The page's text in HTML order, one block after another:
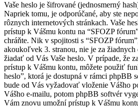
Vaše heslo je šifrované (jednosmerný
Napriek tomu, je odporúčané, aby ste
rôznych internetových stránkach. Vaše
prístup k Vášmu kontu na “SFOZP
chráňte. Nik v spojitosti s “SFOZP
akoukoľvek 3. stranou, nie je za
žiadať od Vás Vaše heslo. V prípade, že
prístup k Vášmu kontu, môžete použiť
heslo”, ktorá je dostupná v rámci phpBB
bude od Vás vyžadovať vloženie Vášho
Vášho e-mailu, potom phpBB softvér
Vám znovu umožní prístup k Vášmu